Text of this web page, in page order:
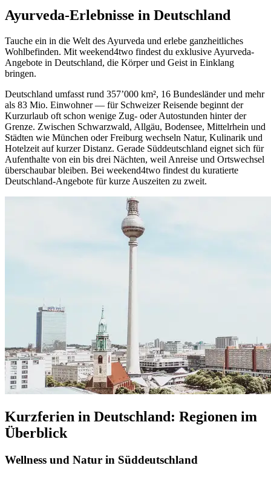
Ayurveda-Erlebnisse in Deutschland
Tauche ein in die Welt des Ayurveda und erlebe ganzheitliches
Wohlbefinden. Mit weekend4two findest du exklusive Ayurveda-
Angebote in Deutschland, die Körper und Geist in Einklang
bringen.
Deutschland umfasst rund 357’000 km², 16 Bundesländer und mehr
als 83 Mio. Einwohner — für Schweizer Reisende beginnt der
Kurzurlaub oft schon wenige Zug- oder Autostunden hinter der
Grenze. Zwischen Schwarzwald, Allgäu, Bodensee, Mittelrhein und
Städten wie München oder Freiburg wechseln Natur, Kulinarik und
Hotelzeit auf kurzer Distanz. Gerade Süddeutschland eignet sich für
Aufenthalte von ein bis drei Nächten, weil Anreise und Ortswechsel
überschaubar bleiben. Bei weekend4two findest du kuratierte
Deutschland-Angebote für kurze Auszeiten zu zweit.
Kurzferien in Deutschland: Regionen im
Überblick
Wellness und Natur in Süddeutschland